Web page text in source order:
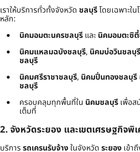
เราให้บริการทั่วทั้งจังหวัด ชลบุรีโดยเฉพาะใ
หลัก:
นิคมอมตะนครชลบุรี และ นิคมอมตะซิ
นิคมแหลมฉบังชลบุรี, นิคมบ่อวินชลบุรี
ชลบุรี
นิคมศรีราชาชลบุรี, นิคมปิ่นทองชลบุรี
ชลบุรี
ครอบคลุมทุกพื้นที่ใน นิคมชลบุรี เพื่อ
เต็มที่
2. จังหวัดระยอง และเขตเศรษฐกิจพิ
บริการรถเครนรับจ้างในจังหวัด ระยอง เข้า